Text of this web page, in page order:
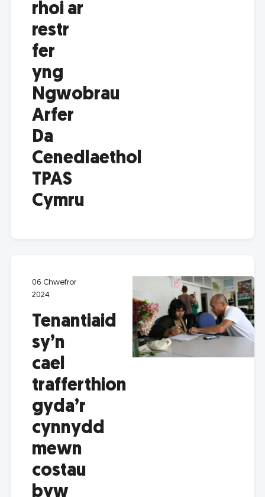
rhoi ar
restr
fer
yng
Ngwobrau
Arfer
Da
Cenedlaethol
TPAS
Cymru
06 Chwefror
2024
Tenantiaid
sy’n
cael
trafferthion
gyda’r
cynnydd
mewn
costau
byw